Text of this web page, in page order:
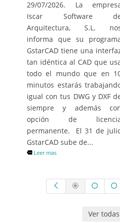
29/07/2026. La
Iscar Software
Arquitectura, S.L.
informa que su
GstarCAD tiene una
tan idéntica al CAD que
todo el mundo que en
minutos estarás
igual con tus DWG y DXF
siempre y además
opción de
permanente. El 31 de
GstarCAD sube de...
Leer mas
Ver